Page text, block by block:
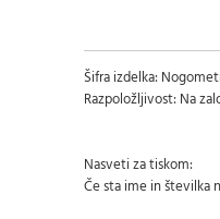
Šifra izdelka:
Razpoložljivost: Na
Nasveti za tiskom:
Če sta ime in številka